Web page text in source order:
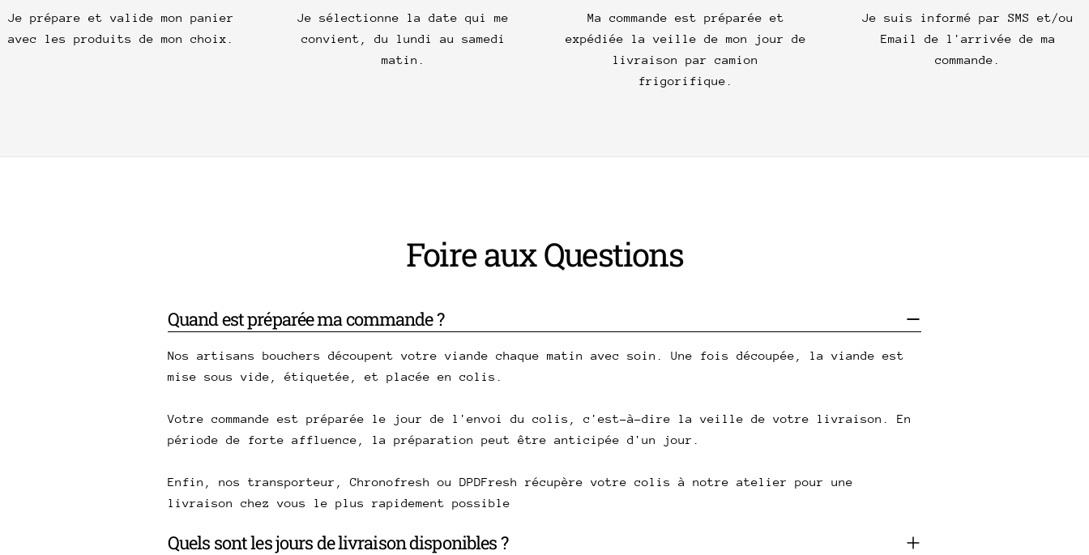
Je prépare et valide mon panier
avec les produits de mon choix.
Je sélectionne la date qui me
convient, du lundi au samedi
matin.
Ma commande est préparée et
expédiée la veille de mon jour de
livraison par camion
frigorifique.
Je suis informé par SMS et/ou
Email de l'arrivée de ma
commande.
Foire aux Questions
Quand est préparée ma commande ?
Nos artisans bouchers découpent votre viande chaque matin avec soin. Une fois découpée, la viande est
mise sous vide, étiquetée, et placée en colis.
Votre commande est préparée le jour de l'envoi du colis, c'est-à-dire la veille de votre livraison. En
période de forte affluence, la préparation peut être anticipée d'un jour.
Enfin, nos transporteur, Chronofresh ou DPDFresh récupère votre colis à notre atelier pour une
livraison chez vous le plus rapidement possible
Quels sont les jours de livraison disponibles ?